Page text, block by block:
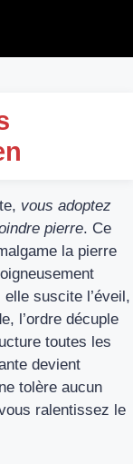
vous adoptez
pierre. Ce
la pierre
suscite l’éveil,
l’ordre décuple
toutes les
devient
tolère aucun
ralentissez le